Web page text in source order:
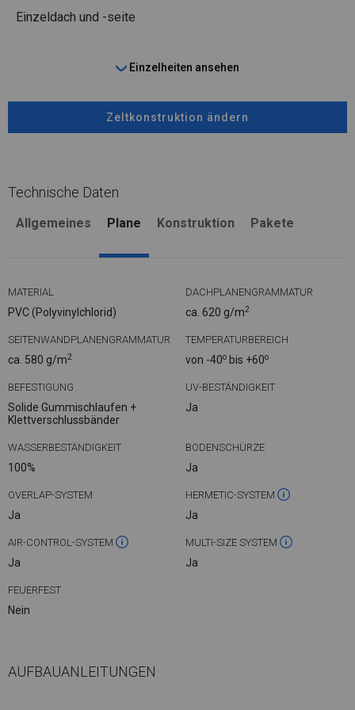
Einzeldach und -seite
Einzelheiten ansehen
Zeltkonstruktion ändern
Technische Daten
Allgemeines Plane Konstruktion Pakete
MATERIAL
PVC (Polyvinylchlorid)
DACHPLANENGRAMMATUR
ca. 620 g/m2
SEITENWANDPLANENGRAMMATUR
ca. 580 g/m2
TEMPERATURBEREICH
von -40o bis +60o
BEFESTIGUNG
Solide Gummischlaufen +
Klettverschlussbänder
UV-BESTÄNDIGKEIT
Ja
WASSERBESTÄNDIGKEIT
100%
BODENSCHÜRZE
Ja
OVERLAP-SYSTEM
Ja
HERMETIC-SYSTEM
Ja
AIR-CONTROL-SYSTEM
Ja
MULTI-SIZE SYSTEM
Ja
FEUERFEST
Nein
AUFBAUANLEITUNGEN